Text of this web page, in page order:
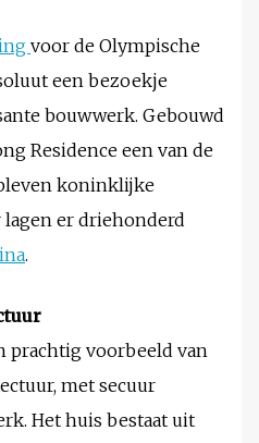
voor de Olympische
een bezoekje
bouwwerk. Gebouwd
Residence een van de
koninklijke
er driehonderd
.
prachtig voorbeeld van
met secuur
Het huis bestaat uit